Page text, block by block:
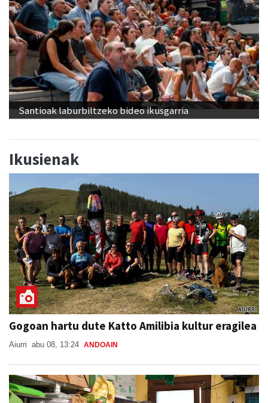
Santioak laburbiltzeko bideo ikusgarria
Ikusienak
Gogoan hartu dute Katto Amilibia kultur eragilea
Aiurri abu 08, 13:24 ANDOAIN